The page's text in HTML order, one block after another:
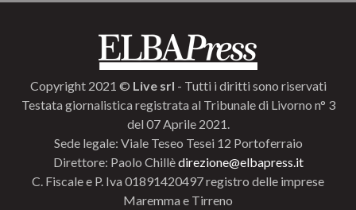
Copyright 2021 © Live srl - Tutti i diritti sono riservati
Testata giornalistica registrata al Tribunale di Livorno n° 3
del 07 Aprile 2021.
Sede legale: Viale Teseo Tesei 12 Portoferraio
Direttore: Paolo Chillèdirezione@elbapress.it
C. Fiscale e P. Iva 01891420497 registro delle imprese
Maremma e Tirreno